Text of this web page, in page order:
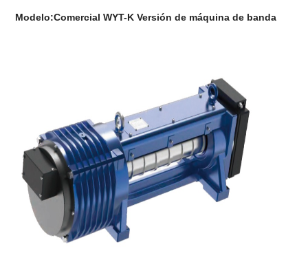
Modelo:Comercial WYT-KVersión de máquina de banda